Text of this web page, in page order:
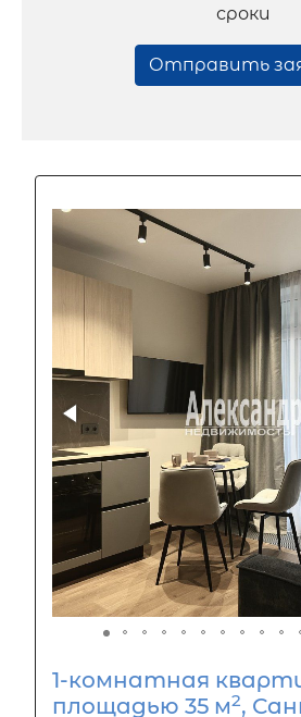
сроки
Отправить
1-комнатная
площадью 35 м2,